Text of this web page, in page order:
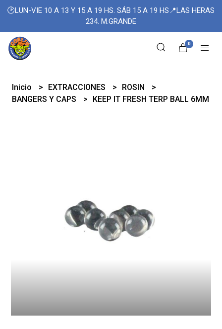
🕑LUN-VIE 10 A 13 Y 15 A 19 HS. SÁB 15 A 19 HS📍LAS HERAS
234. M.GRANDE
0
Inicio EXTRACCIONES
ROSIN
BANGERS Y CAPS
KEEP IT FRESH TERP BALL 6MM